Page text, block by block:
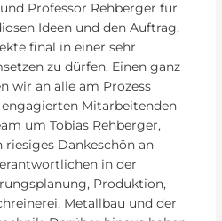
Professor Rehberger für
Ideen und den Auftrag,
final in einer sehr
zu dürfen. Einen ganz
wir an alle am Prozess
Mitarbeitenden
um Tobias Rehberger,
Dankeschön an
in der
Produktion,
Metallbau und der